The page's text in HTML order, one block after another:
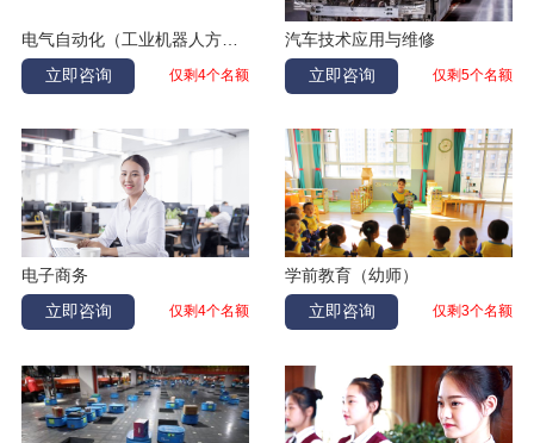
电气自动化（工业机器人方向）
立即咨询
仅剩4个名额
汽车技术应用与维修
立即咨询
仅剩5个名额
电子商务
立即咨询
仅剩4个名额
学前教育（幼师）
立即咨询
仅剩3个名额
黑龙江鹤岗
徐鑫
王安平 汽修 辽宁阜新
内蒙古兴安盟
苏巧薇 休闲体育 辽宁盘锦
张立平 护理 辽宁大连
谷欣怡
杨丰铭
李艺涵 幼儿教育 辽宁铁岭
于涛运 酒店管理 黑龙江大兴安岭